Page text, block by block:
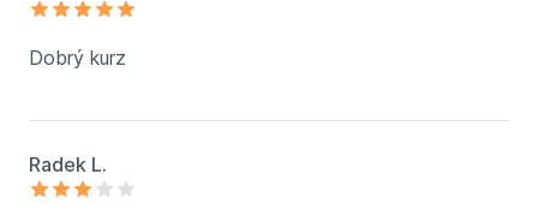
Dobrý kurz
Radek L.